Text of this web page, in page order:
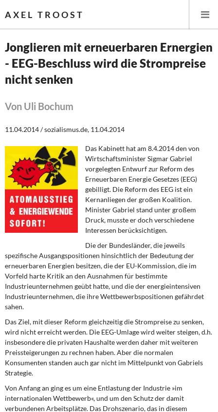
AXEL TROOST
Startseite
Leitlinien linker Wirtschafts- und Finanzpolitik
Wirtschaftspolitik
Steuer- und Finanzpolitik
Öffentliche Infrastruktur und Daseinsvorsorge
Eurokrise und Griechenland
DIE LINKE
Memo-Gruppe
Institut Solidarische Moderne
Rosa-Luxemburg-Stiftung
Über mich
Kontakt
Jonglieren mit erneuerbaren Ernergien
- EEG-Beschluss wird die Strompreise
nicht senken
Von Uli Bochum
11.04.2014 / sozialismus.de, 11.04.2014
Das Kabinett hat am 8.4.2014 den von
Wirtschaftsminister Sigmar Gabriel
vorgelegten Entwurf zur Reform des
Erneuerbaren Energie Gesetzes (EEG)
gebilligt. Die Reform des EEG ist ein
Kernanliegen der großen Koalition.
Minister Gabriel stand unter großem
Druck, musste er doch verschiedene
Interessen berücksichtigen.
Die der Bundesländer,die jeweils
spezifische Ausgangspositionen hinsichtlich der Bedeutung der
erneuerbaren Energien besitzen, die der EU-Kommission, die im
Vorfeld harte Kritik an den Ausnahmen für bestimmte
Industrieunternehmen geübt hatte, und die der energieintensiven
Industrieunternehmen, die ihre Wettbewerbspositionen gefährdet
sahen.
Das Ziel, mit dieser Reform gleichzeitig die Strompreise zu senken,
wird nicht erreicht werden. Die EEG-Umlage wird weiter steigen, d.h.
insbesondere die privaten Haushalte werden daher mit weiteren
Preissteigerungen zu rechnen haben. Aber die normalen
Konsumenten standen auch gar nicht im Mittelpunkt von Gabriels
Strategie.
Von Anfang an ging esum eine Entlastung der Industrie »im
internationalen Wettbewerb«, und um den Schutz der damit
verbundenen Arbeitsplätze. Das Drohszenario, das in diesem